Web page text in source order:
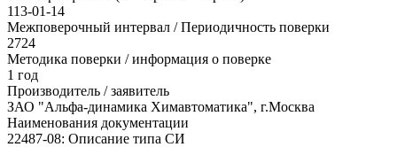
113-01-14
Межповерочный интервал / Периодичность поверки
2724
Методика поверки / информация о поверке
1 год
Производитель / заявитель
ЗАО "Альфа-динамика Химавтоматика", г.Москва
Наименования документации
22487-08: Описание типа СИ